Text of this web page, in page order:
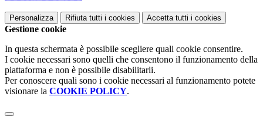
Personalizza Rifiuta tutti i cookies Accetta tutti i cookies
Gestione cookie
In questa schermata è possibile scegliere quali cookie consentire.
I cookie necessari sono quelli che consentono il funzionamento della
piattaforma e non è possibile disabilitarli.
Per conoscere quali sono i cookie necessari al funzionamento potete
visionare la COOKIE POLICY.